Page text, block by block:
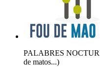
PALABRES
de matos...)